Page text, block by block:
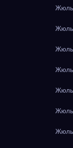
Жюль
Жюль
Жюль
Жюль
Жюль
Жюль
Жюль